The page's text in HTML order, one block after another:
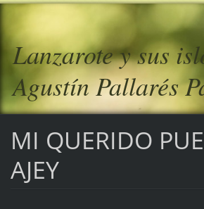
Lanzarote y sus
Agustín Pallarés
MI QUERIDO
AJEY